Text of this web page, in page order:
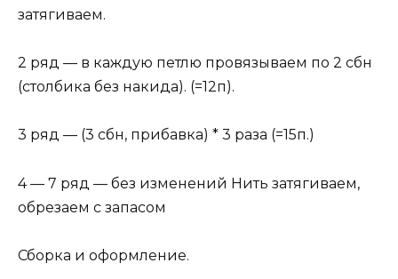
затягиваем.
2 ряд — в каждую петлю провязываем по 2 сбн
(столбика без накида). (=12п).
3 ряд — (3 сбн, прибавка) * 3 раза (=15п.)
4 — 7 ряд — без изменений Нить затягиваем,
обрезаем с запасом
Сборка и оформление.